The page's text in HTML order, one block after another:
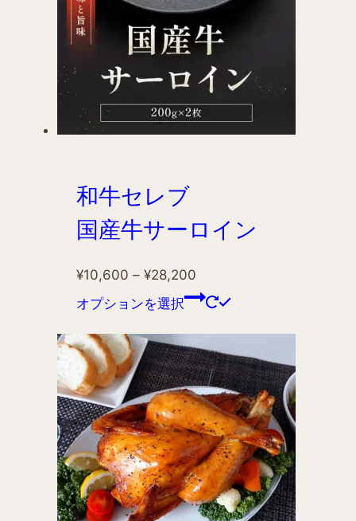
和牛セレブ
国産牛サーロイン
¥10,600 – ¥28,200
オプションを選択